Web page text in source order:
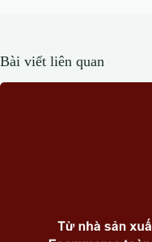
Bài viết liên quan